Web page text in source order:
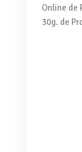
Online de
30g. de